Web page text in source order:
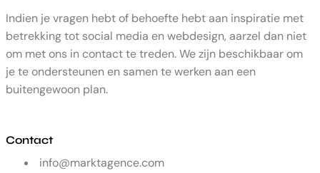
Indien je vragen hebt of behoefte hebt aan inspiratie met
betrekking tot social media en webdesign, aarzel dan niet
om met ons in contact te treden. We zijn beschikbaar om
je te ondersteunen en samen te werken aan een
buitengewoon plan.
Contact
info@marktagence.com